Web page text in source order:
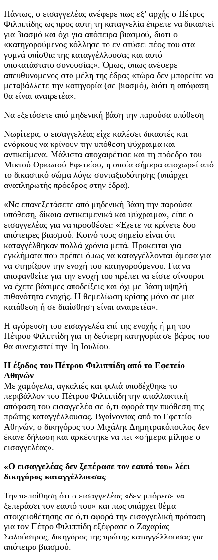
Πάντως, ο εισαγγελέας ανέφερε πως εξ’ αρχής ο Πέτρος
Φιλιππίδης ως προς αυτή τη καταγγελία έπρεπε να δικαστεί
για βιασμό και όχι για απόπειρα βιασμού, διότι ο
«κατηγορούμενος κόλλησε το εν στύσει πέος του στα
γυμνά οπίσθια της καταγγέλλουσας και αυτό
υποκατάστατο συνουσίας». Όμως, όπως ανέφερε
απευθυνόμενος στα μέλη της έδρας «τώρα δεν μπορείτε να
μεταβάλλετε την κατηγορία (σε βιασμό), διότι η απόφαση
θα είναι αναιρετέα».
Να εξετάσετε από μηδενική βάση την παρούσα υπόθεση
Νωρίτερα, ο εισαγγελέας είχε καλέσει δικαστές και
ενόρκους να κρίνουν την υπόθεση ψύχραιμα και
αντικείμενα. Μάλιστα αποχαιρέτισε και τη πρόεδρο του
Μικτού Ορκωτού Εφετείου, η οποία σήμερα αποχωρεί από
το δικαστικό σώμα λόγω συνταξιοδότησης (υπάρχει
αναπληρωτής πρόεδρος στην έδρα).
«Να επανεξετάσετε από μηδενική βάση την παρούσα
υπόθεση, δίκαια αντικειμενικά και ψύχραιμα«, είπε ο
εισαγγελέας για να προσθέσει: «Έχετε να κρίνετε δυο
απόπειρες βιασμού. Κοινό τους σημείο είναι ότι
καταγγέλθηκαν πολλά χρόνια μετά. Πρόκειται για
εγκλήματα που πρέπει όμως να καταγγέλλονται άμεσα για
να στηρίξουν την ενοχή του κατηγορούμενου. Για να
αποφανθείτε για την ενοχή του πρέπει να είστε σίγουροι
να έχετε βάσιμες αποδείξεις και όχι με βάση υψηλή
πιθανότητα ενοχής. Η θεμελίωση κρίσης μόνο σε μια
κατάθεση ή σε διαίσθηση είναι αναιρετέα».
Η αγόρευση του εισαγγελέα επί της ενοχής ή μη του
Πέτρου Φιλιππίδη για τη δεύτερη κατηγορία σε βάρος του
θα συνεχιστεί την 1η Ιουλίου.
Η έξοδος του Πέτρου Φιλιππίδη από το Εφετείο
Αθηνών
Με χαμόγελα, αγκαλιές και φιλιά υποδέχθηκε το
περιβάλλον του Πέτρου Φιλιππίδη την απαλλακτική
απόφαση του εισαγγελέα σε ό,τι αφορά την πυόθεση της
πρώτης καταγγέλλουσας. Βγαίνοντας από το Εφετείο
Αθηνών, ο δικηγόρος του Μιχάλης Δημητρακόπουλος δεν
έκανε δήλωση και αρκέστηκε να πει «σήμερα μίλησε ο
εισαγγελέας».
«Ο εισαγγελέας δεν ξεπέρασε τον εαυτό του» λέει
δικηγόρος καταγγέλλουσας
Την πεποίθηση ότι ο εισαγγελέας «δεν μπόρεσε να
ξεπεράσει τον εαυτό του» και πως υπάρχει θέμα
στοιχειοθέτησης σε ό,τι αφορά την εισαγγελική πρόταση
για τον Πέτρο Φιλιππίδη εξέφρασε ο Ζαχαρίας
Σαλούστρος, δικηγόρος της πρώτης καταγγέλλουσας για
απόπειρα βιασμού.